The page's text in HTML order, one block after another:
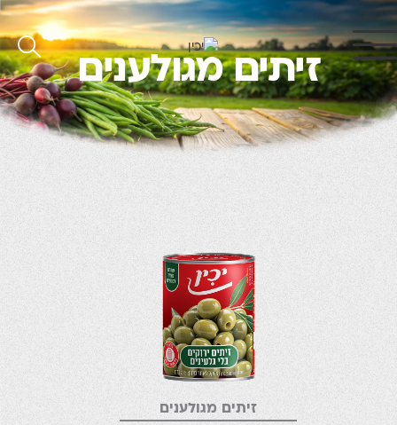
זיתים מגולענים
זיתים מגולענים